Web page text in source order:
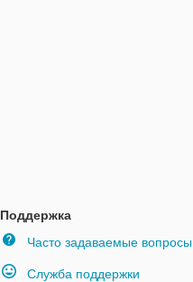
Поддержка
Часто задаваемые вопросы
Служба поддержки